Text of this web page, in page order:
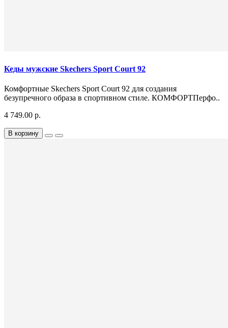
Кеды мужские Skechers Sport Court 92
Комфортные Skechers Sport Court 92 для создания
безупречного образа в спортивном стиле. КОМФОРТПерфо..
4 749.00 р.
В корзину